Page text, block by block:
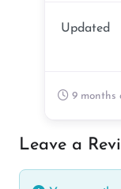
Updated
9 months
Leave a